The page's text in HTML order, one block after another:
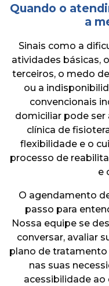
Quando o
a
Sinais como a
atividades básicas,
terceiros, o medo
ou a
convencionais
domiciliar pode ser
clínica de
flexibilidade e o
processo de
e
O agendamento
passo para
Nossa equipe se
conversar, avaliar
plano de tratamento
nas suas
acessibilidade